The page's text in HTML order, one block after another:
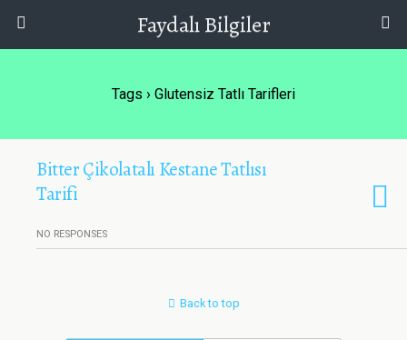
Faydalı Bilgiler
Tags › Glutensiz Tatlı Tarifleri
Bitter Çikolatalı Kestane Tatlısı
Tarifi
NO RESPONSES
Back to top